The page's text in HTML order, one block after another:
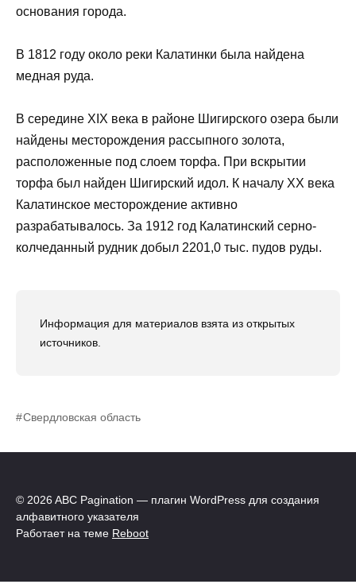
основания города.
В 1812 году около реки Калатинки была найдена
медная руда.
В середине XIX века в районе Шигирского озера были
найдены месторождения рассыпного золота,
расположенные под слоем торфа. При вскрытии
торфа был найден Шигирский идол. К началу XX века
Калатинское месторождение активно
разрабатывалось. За 1912 год Калатинский серно-
колчеданный рудник добыл 2201,0 тыс. пудов руды.
Информация для материалов взята из открытых
источников.
Свердловская область
© 2026 ABC Pagination — плагин WordPress для создания
алфавитного указателя
Работает на теме Reboot